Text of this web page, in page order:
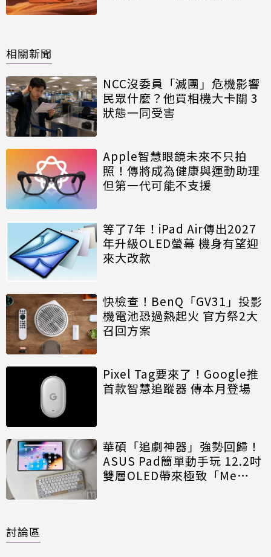
相關新聞
NCC沒委員「滅團」危機影響
民眾什麼？他買相機大卡關 3
狀態一同受害
Apple智慧眼鏡未來不只拍
照！傳將成為健康與運動助理
但第一代可能不支援
等了7年！iPad Air傳出2027
年升級OLED螢幕 機身有望迎
來大改款
快檢查！BenQ「GV31」投影
機電池恐過熱起火 官方祭2大
召回方案
Pixel Tag要來了！Google推
首款智慧追蹤器 傳本月登場
華碩「追劇神器」強勢回歸！
ASUS Pad簡單動手玩 12.2吋
雙層OLED帶來極致「Me
討論區